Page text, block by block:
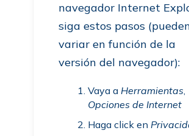
navegador Internet
siga estos pasos
variar en función de la
versión del navegador):
Vaya aHerramientas,
Opciones de Internet
Haga click en